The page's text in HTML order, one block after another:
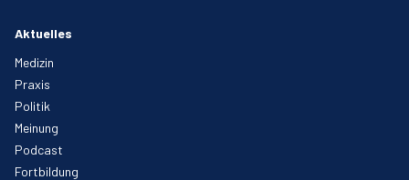
Aktuelles
Medizin
Praxis
Politik
Meinung
Podcast
Fortbildung